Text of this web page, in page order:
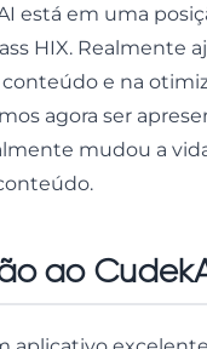
está em uma
HIX. Realmente
e na
agora ser
mudou a
ao